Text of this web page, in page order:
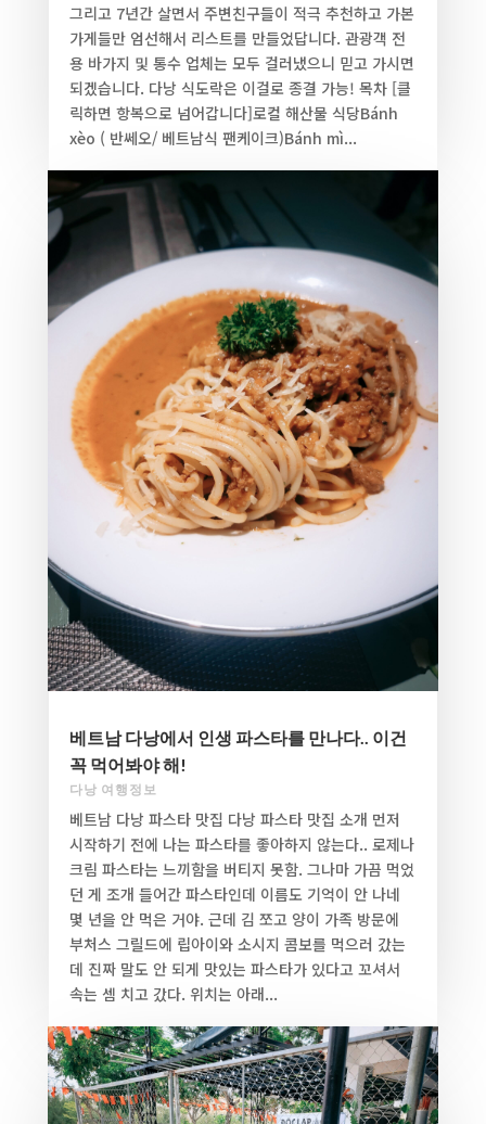
그리고 7년간 살면서 주변친구들이 적극 추천하고 가본
가게들만 엄선해서 리스트를 만들었답니다. 관광객 전
용 바가지 및 통수 업체는 모두 걸러냈으니 믿고 가시면
되겠습니다. 다낭 식도락은 이걸로 종결 가능! 목차 [클
릭하면 항복으로 넘어갑니다]로컬 해산물 식당Bánh
xèo ( 반쎄오/ 베트남식 팬케이크)Bánh mì...
베트남 다낭에서 인생 파스타를 만나다.. 이건
꼭 먹어봐야 해!
다낭 여행정보
베트남 다낭 파스타 맛집 다낭 파스타 맛집 소개 먼저
시작하기 전에 나는 파스타를 좋아하지 않는다.. 로제나
크림 파스타는 느끼함을 버티지 못함. 그나마 가끔 먹었
던 게 조개 들어간 파스타인데 이름도 기억이 안 나네
몇 년을 안 먹은 거야. 근데 김 쪼고 양이 가족 방문에
부처스 그릴드에 립아이와 소시지 콤보를 먹으러 갔는
데 진짜 말도 안 되게 맛있는 파스타가 있다고 꼬셔서
속는 셈 치고 갔다. 위치는 아래...